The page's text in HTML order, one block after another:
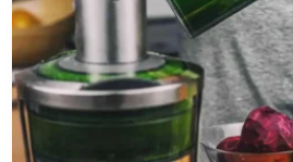
RISCO